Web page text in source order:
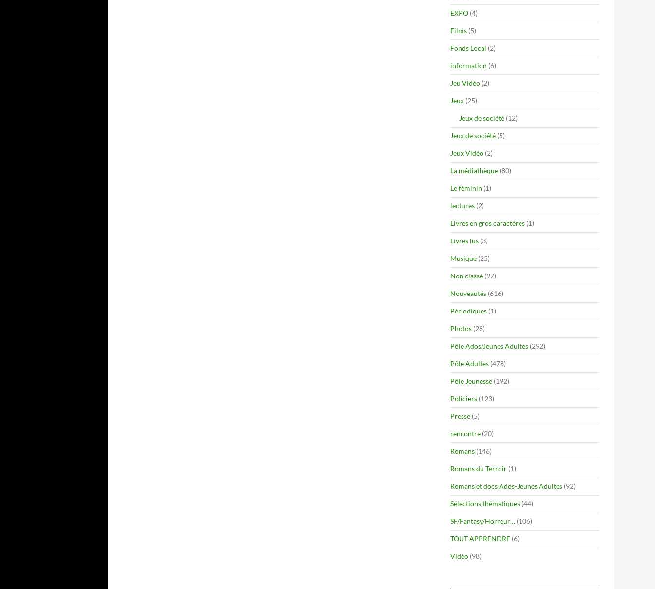
EXPO (4)
Films (5)
Fonds Local (2)
information (6)
Jeu Vidéo (2)
Jeux (25)
Jeux de société (12)
Jeux de société (5)
Jeux Vidéo (2)
La médiathèque (80)
Le féminin (1)
lectures (2)
Livres en gros caractères (1)
Livres lus (3)
Musique (25)
Non classé (97)
Nouveautés (616)
Périodiques (1)
Photos (28)
Pôle Ados/Jeunes Adultes (292)
Pôle Adultes (478)
Pôle Jeunesse (192)
Policiers (123)
Presse (5)
rencontre (20)
Romans (146)
Romans du Terroir (1)
Romans et docs Ados-Jeunes Adultes (92)
Sélections thématiques (44)
SF/Fantasy/Horreur… (106)
TOUT APPRENDRE (6)
Vidéo (98)